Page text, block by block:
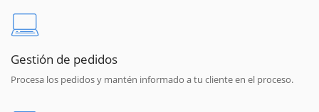
Gestión de pedidos
Procesa los pedidos y mantén informado a tu cliente en el proceso.